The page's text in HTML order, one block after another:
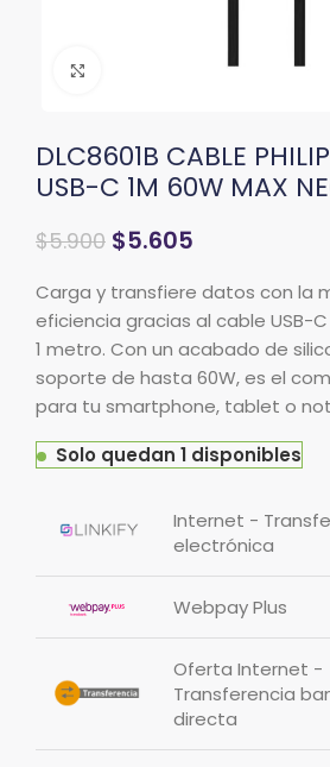
Clic para ampliar
DLC8601B CABLE
USB-C 1M 60W MAX
$5.900 $5.605
Carga y transfiere datos con la
eficiencia gracias al cable USB-C
1 metro. Con un acabado de
soporte de hasta 60W, es el
para tu smartphone, tablet o
Solo quedan 1 disponibles
Internet -
electrónica
Webpay Plus
Oferta Internet -
Transferencia
directa